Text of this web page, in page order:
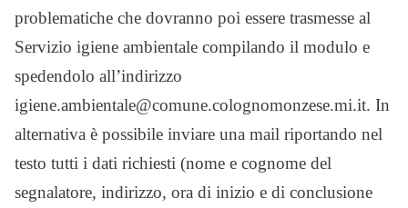
problematiche che dovranno poi essere trasmesse al
Servizio igiene ambientale compilando il modulo e
spedendolo all’indirizzo
igiene.ambientale@comune.colognomonzese.mi.it. In
alternativa è possibile inviare una mail riportando nel
testo tutti i dati richiesti (nome e cognome del
segnalatore, indirizzo, ora di inizio e di conclusione